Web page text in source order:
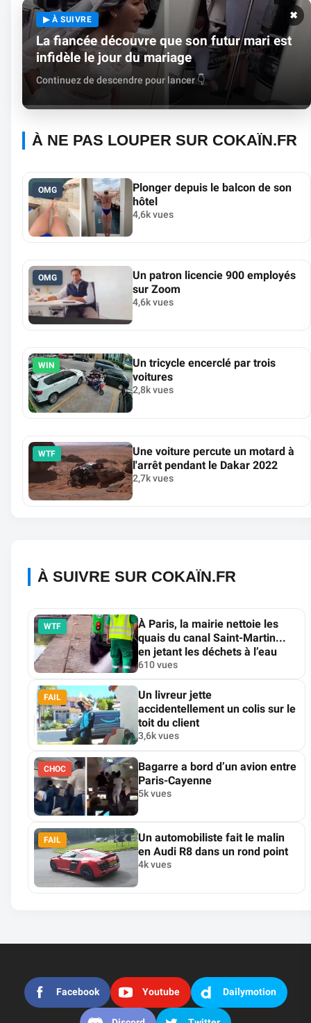
✖
▶ À SUIVRE
La fiancée découvre que son futur mari est
infidèle le jour du mariage
Continuez de descendre pour lancer 👇
À NE PAS LOUPER SUR COKAÏN.FR
OMG
Plonger depuis le balcon de son
hôtel
4,6k vues
OMG
Un patron licencie 900 employés
sur Zoom
4,6k vues
WIN
Un tricycle encerclé par trois
voitures
2,8k vues
WTF
Une voiture percute un motard à
l'arrêt pendant le Dakar 2022
2,7k vues
À SUIVRE SUR COKAÏN.FR
WTF
À Paris, la mairie nettoie les
quais du canal Saint-Martin...
en jetant les déchets à l’eau
610 vues
FAIL
Un livreur jette
accidentellement un colis sur le
toit du client
3,6k vues
CHOC
Bagarre a bord d’un avion entre
Paris-Cayenne
5k vues
FAIL
Un automobiliste fait le malin
en Audi R8 dans un rond point
4k vues
Facebook Youtube Dailymotion